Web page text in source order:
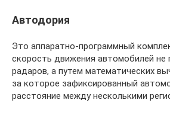
Автодория
Это аппаратно-программный
скорость движения автомобилей
радаров, а путем математических
за которое зафиксированный
расстояние между несколькими